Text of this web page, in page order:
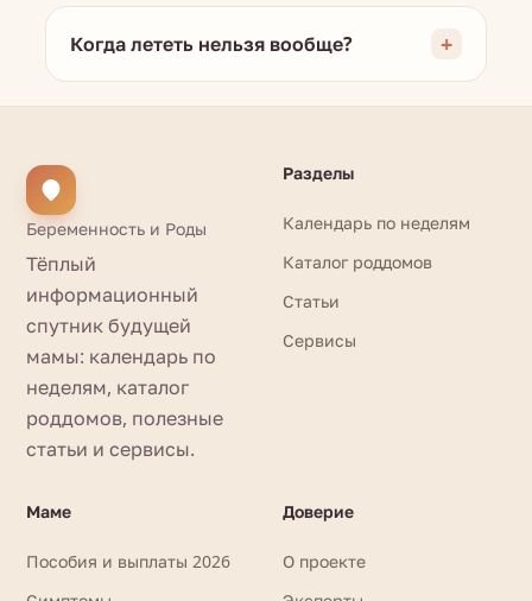
Когда лететь нельзя вообще?
Беременность и Роды
Тёплый
информационный
спутник будущей
мамы: календарь по
неделям, каталог
роддомов, полезные
статьи и сервисы.
Разделы
Календарь по неделям
Каталог роддомов
Статьи
Сервисы
Маме
Пособия и выплаты 2026
Доверие
О проекте